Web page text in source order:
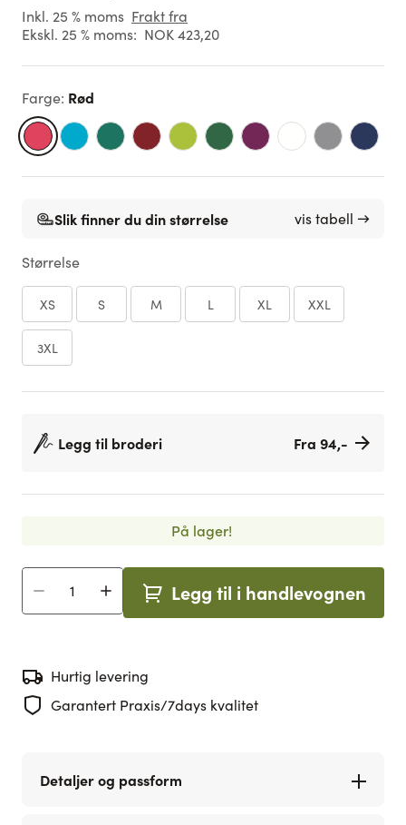
Inkl. 25 % moms Frakt fra
Ekskl. 25 % moms: NOK 423,20
Farge: Rød
Slik finner du din størrelse vis tabell →
Størrelse
XS S M L XL XXL
3XL
Legg til broderi Fra 94,-
På lager!
Antall Legg til i handlevognen
Hurtig levering
Garantert Praxis/7days kvalitet
Detaljer og passform